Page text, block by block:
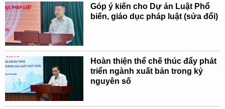
Góp ý kiến cho Dự án Luật Phổ
biến, giáo dục pháp luật (sửa đổi)
Hoàn thiện thể chế thúc đẩy phát
triển ngành xuất bản trong kỷ
nguyên số